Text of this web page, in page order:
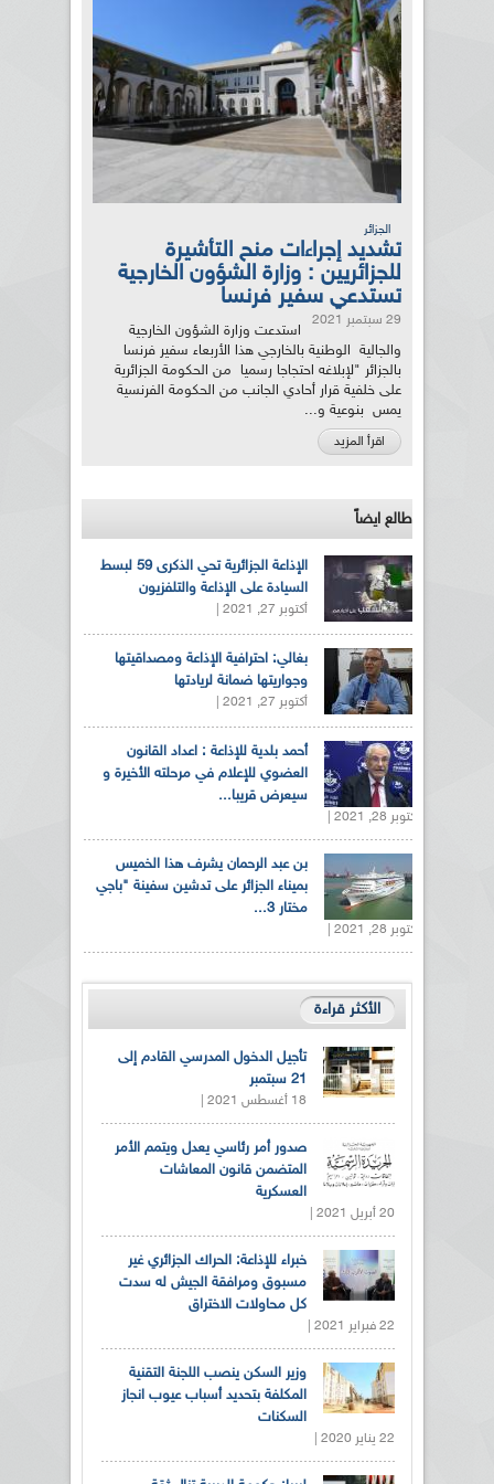
الجزائر
تشديد إجراءات منح التأشيرة
للجزائريين : وزارة الشؤون الخارجية
تستدعي سفير فرنسا
29 سبتمبر 2021
استدعت وزارة الشؤون الخارجية
والجالية الوطنية بالخارجي هذا الأربعاء سفير فرنسا
بالجزائر "لإبلاغه احتجاجا رسميا من الحكومة الجزائرية
على خلفية قرار أحادي الجانب من الحكومة الفرنسية
يمس بنوعية و...
اقرأ المزيد
طالع ايضاً
الإذاعة الجزائرية تحي الذكرى 59 لبسط
السيادة على الإذاعة والتلفزيون
أكتوبر 27, 2021 |
بغالي: احترافية الإذاعة ومصداقيتها
وجواريتها ضمانة لريادتها
أكتوبر 27, 2021 |
أحمد بلدية للإذاعة : اعداد القانون
العضوي للإعلام في مرحلته الأخيرة و
سيعرض قريبا...
أكتوبر 28, 2021 |
بن عبد الرحمان يشرف هذا الخميس
بميناء الجزائر على تدشين سفينة "باجي
مختار 3...
أكتوبر 28, 2021 |
الأكثر قراءة
تأجيل الدخول المدرسي القادم إلى
21 سبتمبر
18 أغسطس 2021 |
صدور أمر رئاسي يعدل ويتمم الأمر
المتضمن قانون المعاشات
العسكرية
20 أبريل 2021 |
خبراء للإذاعة: الحراك الجزائري غير
مسبوق ومرافقة الجيش له سدت
كل محاولات الاختراق
22 فبراير 2021 |
وزير السكن ينصب اللجنة التقنية
المكلفة بتحديد أسباب عيوب انجاز
السكنات
22 يناير 2020 |